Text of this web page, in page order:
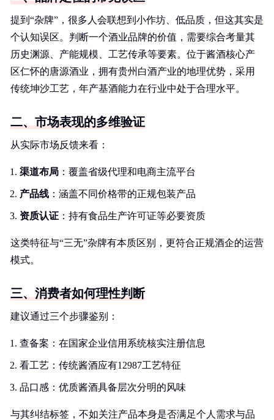
提到“杂牌”，很多人会联想到小作坊、低品质，但这其实是
个认知误区。判断一个酒业品牌的价值，需要综合考量其
历史渊源、产能规模、工艺传承等要素。位于酱酒核心产
区仁怀的唐源酒业，拥有贵州白酒产业的地理优势，采用
传统坤沙工艺，年产基酒能力在行业中处于合理水平。
二、市场表现的多维验证
从实际市场反馈来看：
渠道布局 ：覆盖省级代理和电商主流平台
产品线 ：涵盖不同价格带的正规包装产品
资质认证 ：持有食品生产许可证等必要资质
这类特征与“三无”杂牌有本质区别，更符合正规酒企的运营
模式。
三、消费者如何理性判断
建议通过三个步骤鉴别：
查备案：在国家企业信用系统核实注册信息
看工艺：传统酱酒应有12987工艺特征
品口感：优质酱酒具备层次分明的风味
与其纠结标签，不如关注产品本身是否满足个人需求与品